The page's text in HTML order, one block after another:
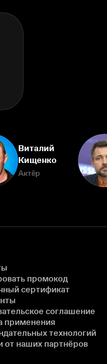
Виталий
Кищенко
Актёр
промокод
сертификат
соглашение
применения
технологий
от наших партнёров